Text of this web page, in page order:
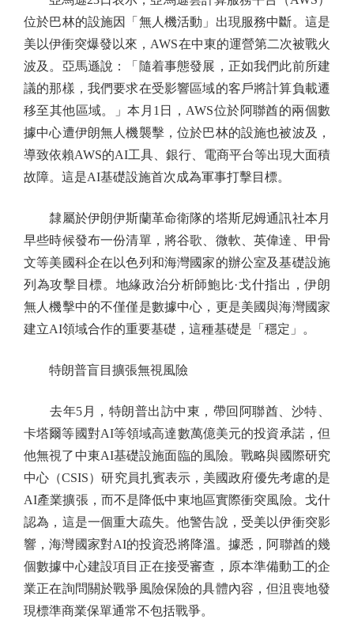
位於巴林的設施因「無人機活動」出現服務中斷。這是
美以伊衝突爆發以來，AWS在中東的運營第二次被戰火
波及。亞馬遜說：「隨着事態發展，正如我們此前所建
議的那樣，我們要求在受影響區域的客戶將計算負載遷
移至其他區域。」本月1日，AWS位於阿聯酋的兩個數
據中心遭伊朗無人機襲擊，位於巴林的設施也被波及，
導致依賴AWS的AI工具、銀行、電商平台等出現大面積
故障。這是AI基礎設施首次成為軍事打擊目標。
隸屬於伊朗伊斯蘭革命衛隊的塔斯尼姆通訊社本月
早些時候發布一份清單，將谷歌、微軟、英偉達、甲骨
文等美國科企在以色列和海灣國家的辦公室及基礎設施
列為攻擊目標。地緣政治分析師鮑比·戈什指出，伊朗
無人機擊中的不僅僅是數據中心，更是美國與海灣國家
建立AI領域合作的重要基礎，這種基礎是「穩定」。
特朗普盲目擴張無視風險
去年5月，特朗普出訪中東，帶回阿聯酋、沙特、
卡塔爾等國對AI等領域高達數萬億美元的投資承諾，但
他無視了中東AI基礎設施面臨的風險。戰略與國際研究
中心（CSIS）研究員扎賓表示，美國政府優先考慮的是
AI產業擴張，而不是降低中東地區實際衝突風險。戈什
認為，這是一個重大疏失。他警告說，受美以伊衝突影
響，海灣國家對AI的投資恐將降溫。據悉，阿聯酋的幾
個數據中心建設項目正在接受審查，原本準備動工的企
業正在詢問關於戰爭風險保險的具體內容，但沮喪地發
現標準商業保單通常不包括戰爭。